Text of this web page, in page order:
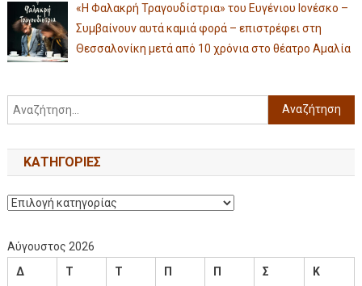
«Η Φαλακρή Τραγουδίστρια» του Ευγένιου Ιονέσκο –
Συμβαίνουν αυτά καμιά φορά – επιστρέφει στη
Θεσσαλονίκη μετά από 10 χρόνια στο θέατρο Αμαλία
KΑΤΗΓΟΡΊΕΣ
Αύγουστος 2026
Δ
Τ Τ Π Π Σ Κ